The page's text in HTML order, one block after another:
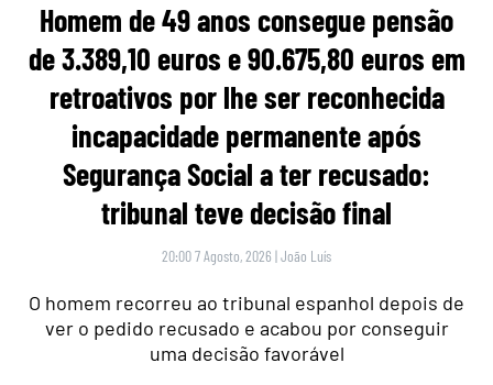
Homem de 49 anos consegue pensão
de 3.389,10 euros e 90.675,80 euros em
retroativos por lhe ser reconhecida
incapacidade permanente após
Segurança Social a ter recusado:
tribunal teve decisão final
20:00 7 Agosto, 2026 |João Luís
O homem recorreu ao tribunal espanhol depois de
ver o pedido recusado e acabou por conseguir
uma decisão favorável